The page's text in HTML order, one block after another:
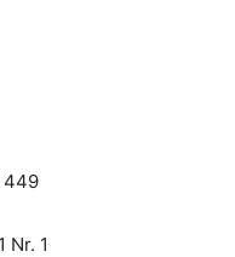
449
Nr. 1